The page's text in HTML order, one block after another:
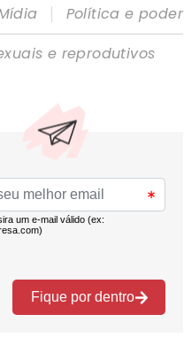
|
Política e poder
e reprodutivos